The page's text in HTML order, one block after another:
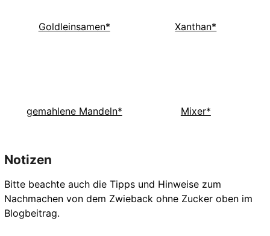
Goldleinsamen* Xanthan*
gemahlene Mandeln* Mixer*
Notizen
Bitte beachte auch die Tipps und Hinweise zum
Nachmachen von dem Zwieback ohne Zucker oben im
Blogbeitrag.